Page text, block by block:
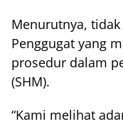
Menurutnya,
Penggugat yang
prosedur dalam
(SHM).
“Kami melihat